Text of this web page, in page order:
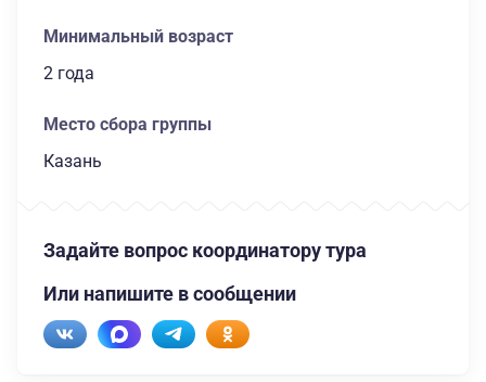
Минимальный возраст
2 года
Место сбора группы
Казань
Задайте вопрос координатору тура
Или напишите в сообщении